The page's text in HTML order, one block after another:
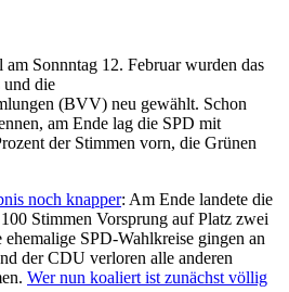
Sonnntag 12. Februar wurden das
und die
(BVV) neu gewählt. Schon
am Ende lag die SPD mit
der Stimmen vorn, die Grünen
noch knapper: Am Ende landete die
Stimmen Vorsprung auf Platz zwei
SPD-Wahlkreise gingen an
der CDU verloren alle anderen
Wer nun koaliert ist zunächst völlig